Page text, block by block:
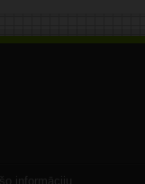
informāciju.